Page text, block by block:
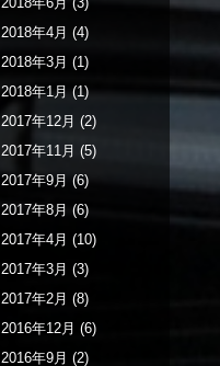
2018年4月 (4)
2018年3月 (1)
2018年1月(1)
2017年12月 (2)
2017年11月 (5)
2017年9月 (6)
2017年8月 (6)
2017年4月 (10)
2017年3月 (3)
2017年2月 (8)
2016年12月 (6)
2016年9月 (2)